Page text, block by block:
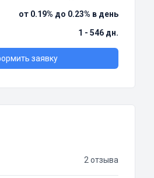
от 0.19% до 0.23% в день
1 - 546 дн.
заявку
2 отзыва